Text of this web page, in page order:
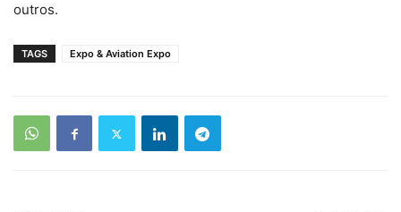
outros.
TAGS Expo & Aviation Expo